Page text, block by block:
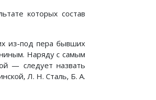
которых состав
из-под пера бывших
Наряду с самым
— следует назвать
Л. Н. Сталь, Б. А.